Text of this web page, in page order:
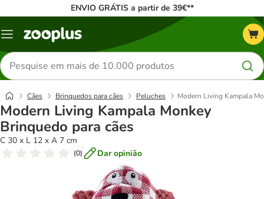
ENVIO GRÁTIS a partir de 39€**
Menu
Pesquisar
produtos
Cães Brinquedos para cães Peluches Modern Living Kampala
Modern Living Kampala Monkey
Brinquedo para cães
C 30 x L 12 x A 7 cm
(0) Dar opinião